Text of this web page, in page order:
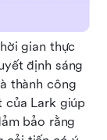
gian thực
định sáng
thành công
của Lark giúp
bảo rằng